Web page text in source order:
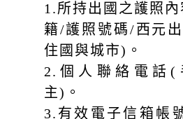
1.所持出國之護照
籍/護照號碼/西元
住國與城市)。
2.個人聯絡電話(
主)。
3.有效電子信箱帳